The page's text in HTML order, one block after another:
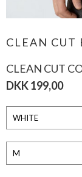
CLEAN CUT
CLEAN CUT
DKK 199,00